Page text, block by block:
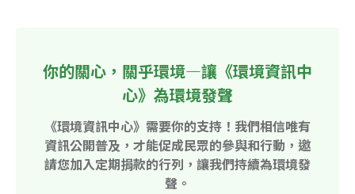
你的關心，關乎環境—讓《環境資訊中
心》為環境發聲
《環境資訊中心》需要你的支持！我們相信唯有
資訊公開普及，才能促成民眾的參與和行動，邀
請您加入定期捐款的行列，讓我們持續為環境發
聲。